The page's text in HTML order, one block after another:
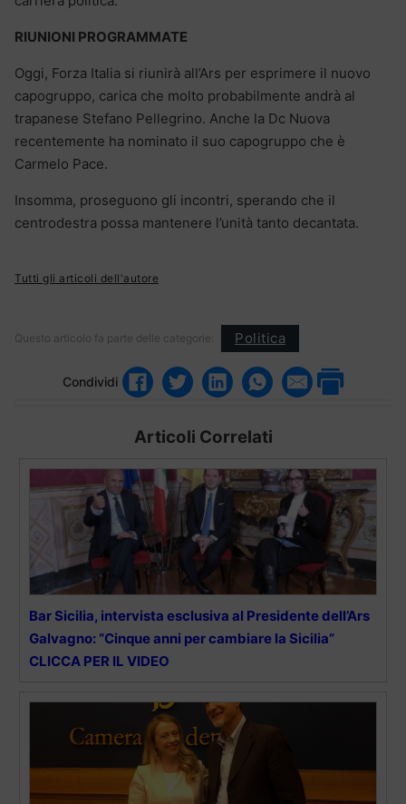
RIUNIONI PROGRAMMATE
Oggi, Forza Italia si riunirà all’Ars per esprimere il nuovo
capogruppo, carica che molto probabilmente andrà al
trapanese Stefano Pellegrino. Anche la Dc Nuova
recentemente ha nominato il suo capogruppo che è
Carmelo Pace.
Insomma, proseguono gli incontri, sperando che il
centrodestra possa mantenere l’unità tanto decantata.
Tutti gli articoli dell'autore
Questo articolo fa parte delle categorie: Politica
Condividi
Articoli Correlati
Bar Sicilia, intervista esclusiva al Presidente dell’Ars
Galvagno: “Cinque anni per cambiare la Sicilia”
CLICCA PER IL VIDEO